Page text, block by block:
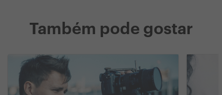
Também pode gostar